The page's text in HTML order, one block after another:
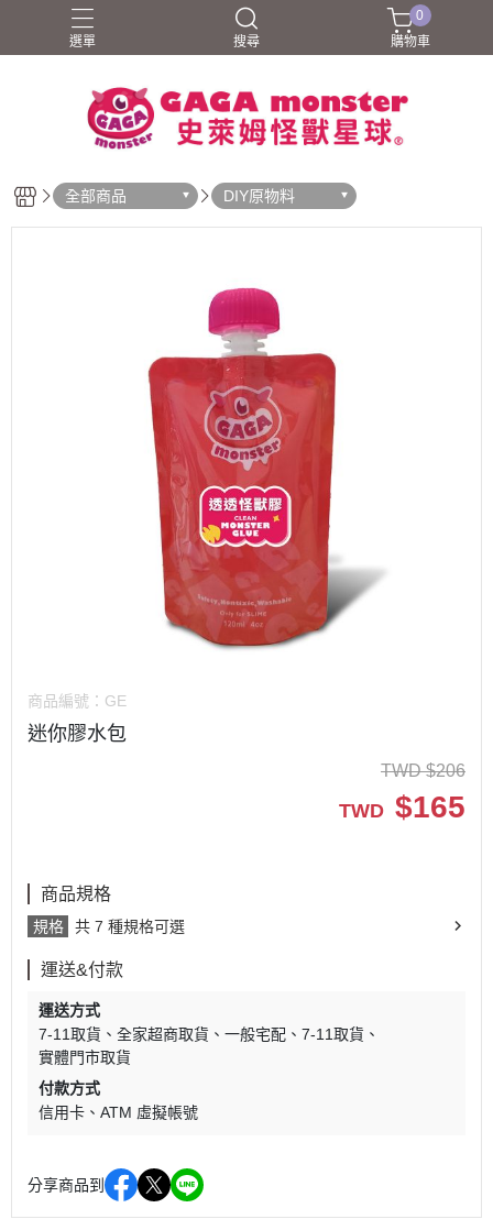
選單 搜尋
0
購物車
全部商品 DIY原物料
商品編號： GE
迷你膠水包
TWD $206
TWD $165
商品規格
規格 共 7 種規格可選
運送&付款
運送方式
7-11取貨
全家超商取貨 一般宅配
7-11取貨
實體門市取貨
付款方式
信用卡
ATM 虛擬帳號
分享商品到